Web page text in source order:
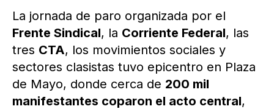
La jornada de paro organizada por el
Frente Sindical, la Corriente Federal, las
tres CTA, los movimientos sociales y
sectores clasistas tuvo epicentro en Plaza
de Mayo, donde cerca de 200 mil
manifestantes coparon el acto central,